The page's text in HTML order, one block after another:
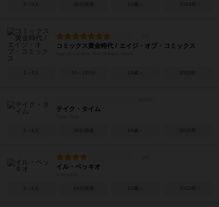
2～5人 30分前後 10歳～ 2024年
コミックス黄金時代 / エイジ・オブ・コミックス
1～4人 50～120分 13歳～ 2023年
テイク・タイム
2～4人 30分前後 10歳～ 2025年
イル・ベッキオ
2～4人 60分前後 10歳～ 2012年